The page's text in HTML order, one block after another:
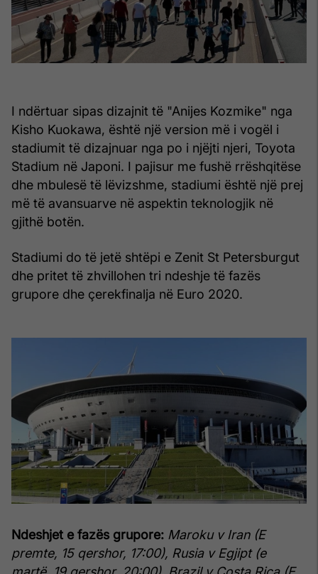
I ndërtuar sipas dizajnit të "Anijes Kozmike" nga
Kisho Kuokawa, është një version më i vogël i
stadiumit të dizajnuar nga po i njëjti njeri, Toyota
Stadium në Japoni. I pajisur me fushë rrëshqitëse
dhe mbulesë të lëvizshme, stadiumi është një prej
më të avansuarve në aspektin teknologjik në
gjithë botën.
Stadiumi do të jetë shtëpi e Zenit St Petersburgut
dhe pritet të zhvillohen tri ndeshje të fazës
grupore dhe çerekfinalja në Euro 2020.
Ndeshjet e fazës grupore: Maroku v Iran (E
premte, 15 qershor, 17:00), Rusia v Egjipt (e